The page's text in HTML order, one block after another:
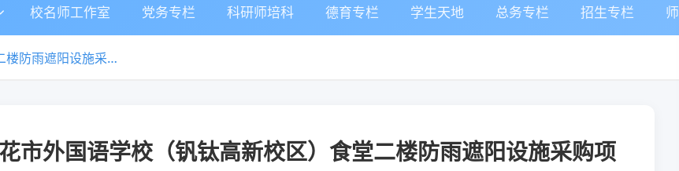
校名师工作室 党务专栏 科研师培科 德育专栏 学生天地 总务专栏 招生专栏
攀枝花市外国语学校（钒钛高新校区）食堂二楼防雨遮阳设施采购项目--采购公告
市外国语学校（钒钛高新校区）食堂二楼防雨遮阳设施采购项